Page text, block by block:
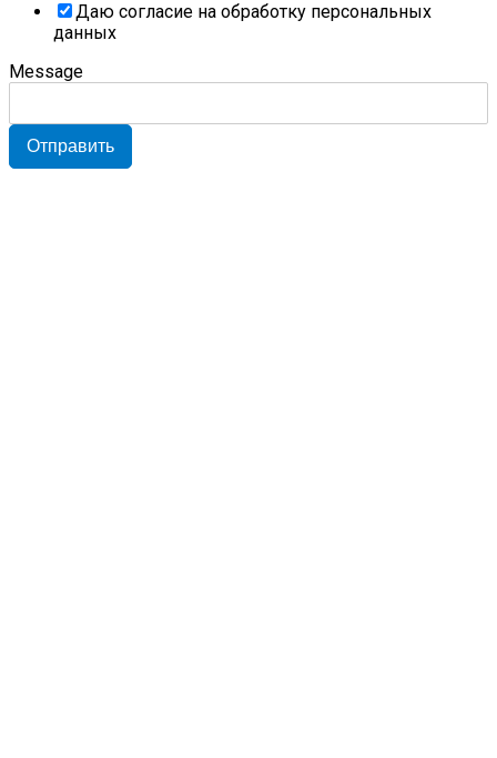
Даю согласие на обработку персональных
данных
Message
Отправить